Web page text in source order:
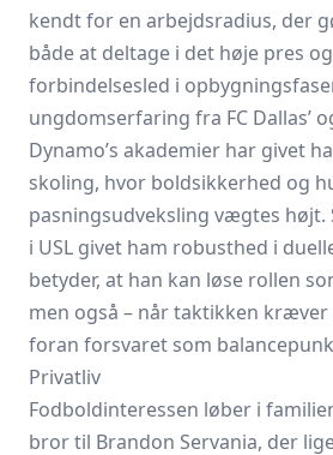
kendt for en arbejdsradius, der
både at deltage i det høje pres
forbindelsesled i
ungdomserfaring fra FC Dallas’
Dynamo’s akademier har givet
skoling, hvor boldsikkerhed og
pasningsudveksling vægtes højt.
i USL givet ham robusthed i
betyder, at han kan løse rollen
men også – når taktikken kræver
foran forsvaret som
Privatliv
Fodboldinteressen løber i
bror til Brandon Servania, der